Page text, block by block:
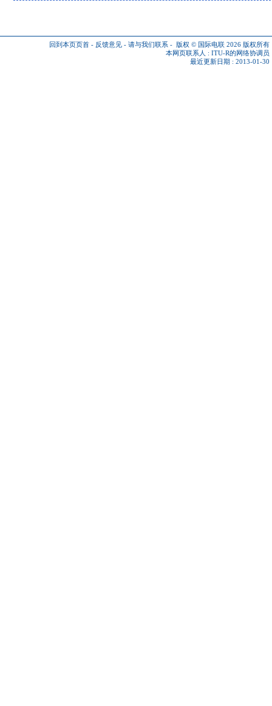
回到本页页首 - 反馈意见 - 请与我们联系 - 版权 © 国际电联 2026 版权所有
本网页联系人 : ITU-R的网络协调员
最近更新日期 : 2013-01-30